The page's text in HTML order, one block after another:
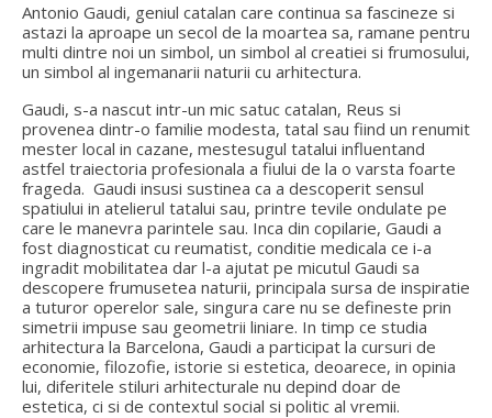
Antonio Gaudi, geniul catalan care continua sa fascineze si
astazi la aproape un secol de la moartea sa, ramane pentru
multi dintre noi un simbol, un simbol al creatiei si frumosului,
un simbol al ingemanarii naturii cu arhitectura.
Gaudi, s-a nascut intr-un mic satuc catalan, Reus si
provenea dintr-o familie modesta, tatal sau fiind un renumit
mester local in cazane, mestesugul tatalui influentand
astfel traiectoria profesionala a fiului de la o varsta foarte
frageda. Gaudi insusi sustinea ca a descoperit sensul
spatiului in atelierul tatalui sau, printre tevile ondulate pe
care le manevra parintele sau. Inca din copilarie, Gaudi a
fost diagnosticat cu reumatist, conditie medicala ce i-a
ingradit mobilitatea dar l-a ajutat pe micutul Gaudi sa
descopere frumusetea naturii, principala sursa de inspiratie
a tuturor operelor sale, singura care nu se defineste prin
simetrii impuse sau geometrii liniare. In timp ce studia
arhitectura la Barcelona, Gaudi a participat la cursuri de
economie, filozofie, istorie si estetica, deoarece, in opinia
lui, diferitele stiluri arhitecturale nu depind doar de
estetica, ci si de contextul social si politic al vremii.